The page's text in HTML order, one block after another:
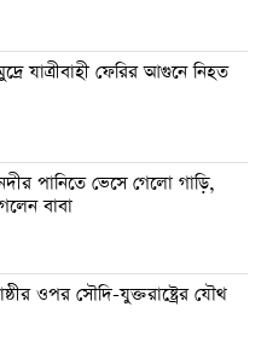
যাত্রীবাহী ফেরির আগুনে নিহত
পানিতে ভেসে গেলো গাড়ি,
বাবা
ওপর সৌদি-যুক্তরাষ্ট্রের যৌথ